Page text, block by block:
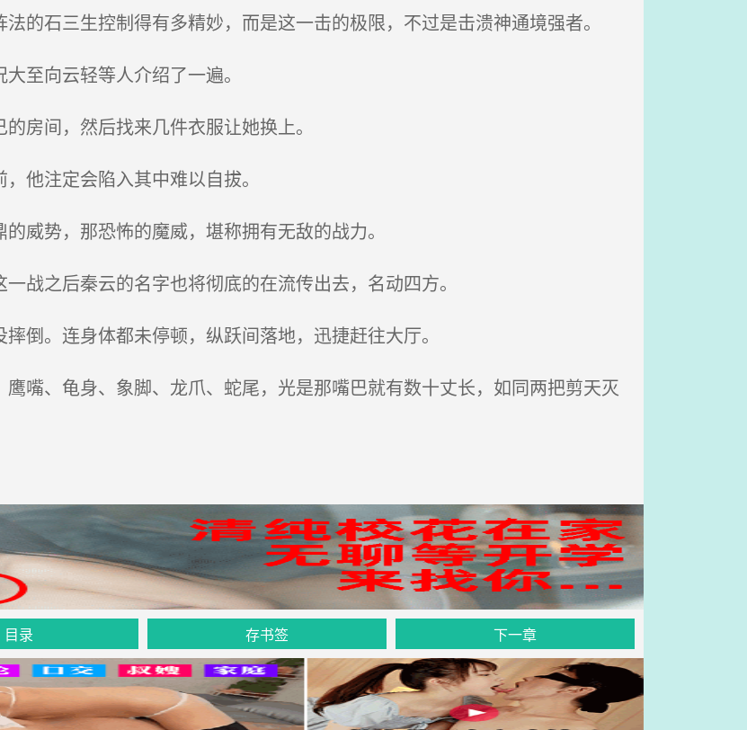
的石三生控制得有多精妙，而是这一击的极限，不过是击溃神通境强者。
至向云轻等人介绍了一遍。
房间，然后找来几件衣服让她换上。
他注定会陷入其中难以自拔。
威势，那恐怖的魔威，堪称拥有无敌的战力。
战之后秦云的名字也将彻底的在流传出去，名动四方。
倒。连身体都未停顿，纵跃间落地，迅捷赶往大厅。
嘴、龟身、象脚、龙爪、蛇尾，光是那嘴巴就有数十丈长，如同两把剪天灭
目录 存书签 下一章